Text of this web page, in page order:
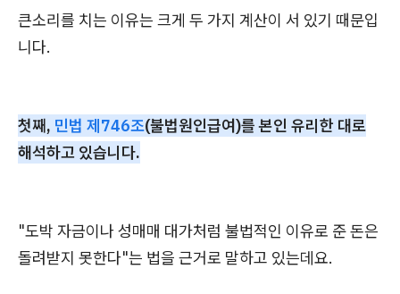
큰소리를 치는 이유는 크게 두 가지 계산이 서 있기 때문입
니다.
첫째, 민법 제746조(불법원인급여)를 본인 유리한 대로
해석하고 있습니다.
"도박 자금이나 성매매 대가처럼 불법적인 이유로 준 돈은
돌려받지 못한다"는 법을 근거로 말하고 있는데요.